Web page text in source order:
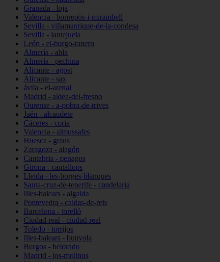
Granada - loja
Valencia - bonrepòs-i-mirambell
Sevilla - villamanrique-de-la-condesa
Sevilla - lantejuela
León - el-burgo-ranero
Almería - abla
Almería - pechina
Alicante - agost
Alicante - sax
ávila - el-arenal
Madrid - aldea-del-fresno
Ourense - a-pobra-de-trives
Jaén - alcaudete
Cáceres - coria
Valencia - almussafes
Huesca - graus
Zaragoza - alagón
Cantabria - penagos
Girona - cantallops
Lleida - les-borges-blanques
Santa-cruz-de-tenerife - candelaria
Illes-balears - algaida
Pontevedra - caldas-de-reis
Barcelona - torelló
Ciudad-real - ciudad-real
Toledo - torrijos
Illes-balears - bunyola
Burgos - belorado
Madrid - los-molinos